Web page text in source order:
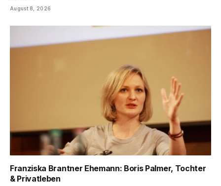
August 8, 2026
Franziska Brantner Ehemann: Boris Palmer, Tochter
& Privatleben